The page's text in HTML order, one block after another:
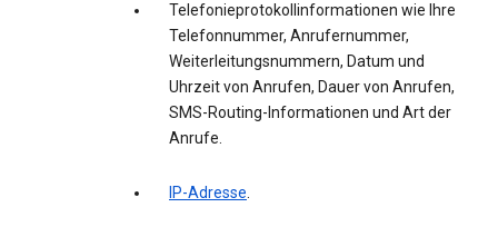
Telefonieprotokollinformationen wie Ihre
Telefonnummer, Anrufernummer,
Weiterleitungsnummern, Datum und
Uhrzeit von Anrufen, Dauer von Anrufen,
SMS-Routing-Informationen und Art der
Anrufe.
IP-Adresse.